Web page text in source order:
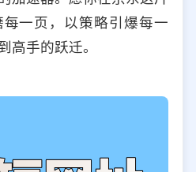
一页，以策略引爆每一
高手的跃迁。